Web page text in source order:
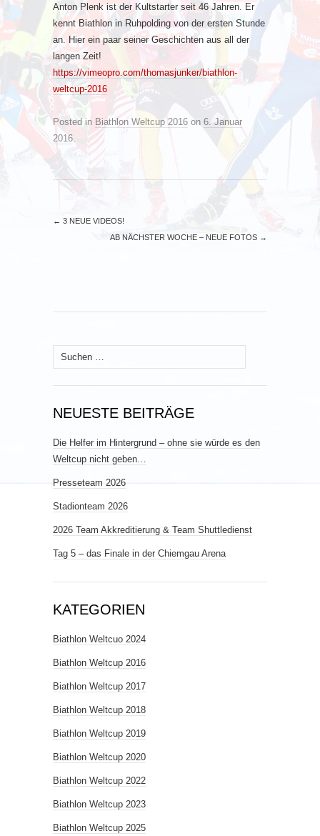
Anton Plenk ist der Kultstarter seit 46 Jahren. Er
kennt Biathlon in Ruhpolding von der ersten Stunde
an. Hier ein paar seiner Geschichten aus all der
langen Zeit!
https://vimeopro.com/thomasjunker/biathlon-
weltcup-2016
Posted in Biathlon Weltcup 2016 on 6. Januar
2016
← 3 NEUE VIDEOS!
AB NÄCHSTER WOCHE – NEUE FOTOS →
Suchen
nach:
NEUESTE BEITRÄGE
Die Helfer im Hintergrund – ohne sie würde es den
Weltcup nicht geben…
Presseteam 2026
Stadionteam 2026
2026 Team Akkreditierung & Team Shuttledienst
Tag 5 – das Finale in der Chiemgau Arena
KATEGORIEN
Biathlon Weltcuo 2024
Biathlon Weltcup 2016
Biathlon Weltcup 2017
Biathlon Weltcup 2018
Biathlon Weltcup 2019
Biathlon Weltcup 2020
Biathlon Weltcup 2022
Biathlon Weltcup 2023
Biathlon Weltcup 2025